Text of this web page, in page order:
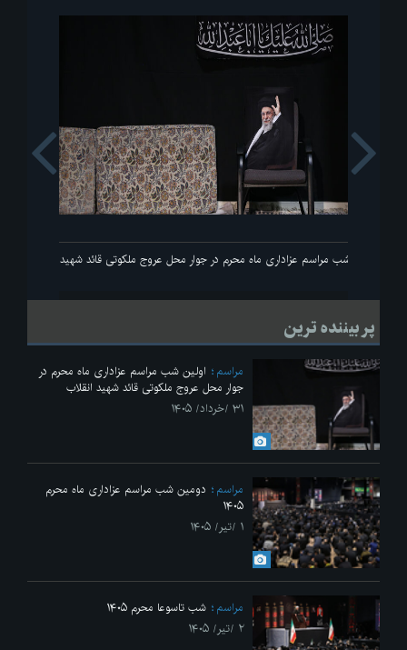
اولین شب مراسم عزاداری ماه محرم در جوار محل عروج ملکوتی قائد شهید انقلاب
Next
پر بیننده ترین
مراسم
اولین شب مراسم عزاداری ماه محرم در
جوار محل عروج ملکوتی قائد شهید انقلاب
۳۱ /خرداد/ ۱۴۰۵
مراسم
دومین شب مراسم عزاداری ماه محرم
۱۴۰۵
۱ /تیر/ ۱۴۰۵
مراسم
شب تاسوعا محرم ۱۴۰۵
۲ /تیر/ ۱۴۰۵